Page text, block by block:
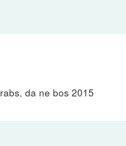
da ne bos 2015